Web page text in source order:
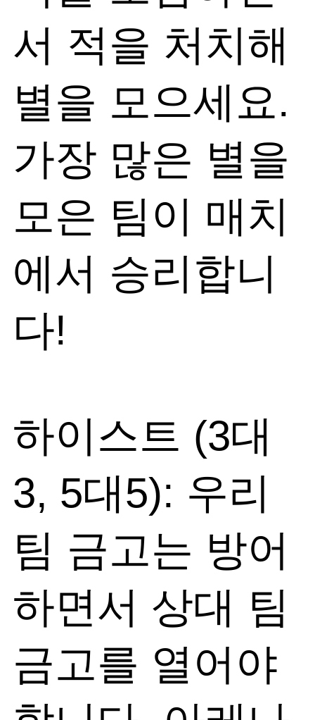
서 적을 처치해
별을 모으세요.
가장 많은 별을
모은 팀이 매치
에서 승리합니
다!
하이스트 (3대
3, 5대5): 우리
팀 금고는 방어
하면서 상대 팀
금고를 열어야